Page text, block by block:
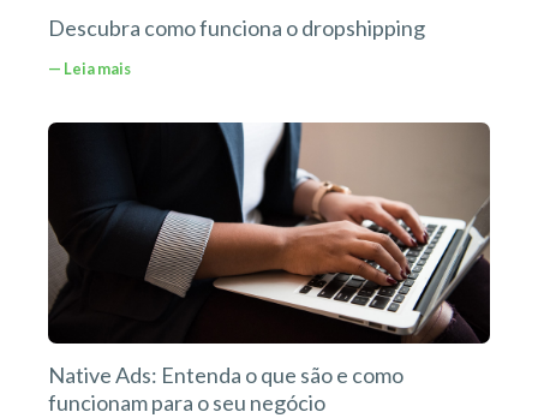
Descubra como funciona o dropshipping
— Leia mais
Native Ads: Entenda o que são e como
funcionam para o seu negócio